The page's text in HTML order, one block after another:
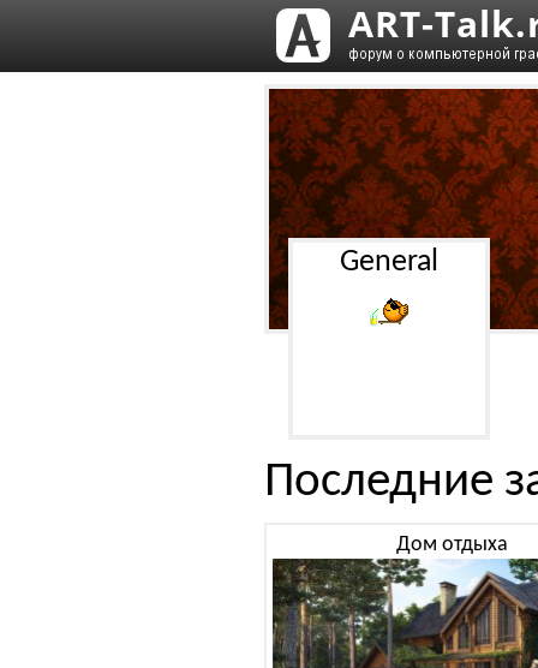
General
Последние
Дом отдыха